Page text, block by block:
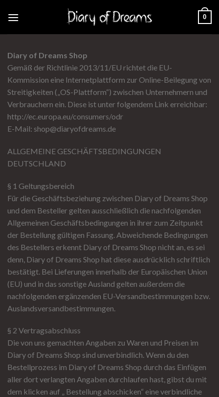
0
Diary of Dreams Shop
Gemäß der Richtlinie 2013/11/EU richtet die EU-
Kommission eine Internetplattform zur Online-Beilegung von
Streitigkeiten („OS-Plattform“) zwischen Unternehmern und
Verbrauchern ein. Diese ist unter folgendem Link erreichbar:
http://ec.europa.eu/consumers/odr
E-Mail: shop@diaryofdreams.de
ALLGEMEINE GESCHÄFTSBEDINGUNGEN
DEUTSCHLAND
§ 1 Geltungsbereich
Für die Geschäftsbeziehung zwischen Diary of Dreams Shop
und dem Besteller gelten ausschließlich die nachfolgenden
Allgemeinen Geschäftsbedingungen in ihrer zum Zeitpunkt
der Bestellung gültigen Fassung. Abweichende Bedingungen
des Bestellers erkennt Diary of Dreams Shop nicht an, es sei
denn, Diary of Dreams Shop hat diese ausdrücklich schriftlich
bestätigt. Bei Lieferungen innerhalb der Europäischen Union
(EU) und in das sonstige Ausland gelten außerdem die
nachfolgenden ergänzenden EU-Versandbestimmungen bzw.
Auslandsversandbestimmungen.
§ 2 Vertragsabschluss
Die von uns gemachten Angaben zu Waren und Preisen im
Diary of Dreams Shop sind unverbindlich. Wenn du den
Bestellprozess im Diary of Dreams Shop durch das Einfügen
aller dort verlangten Angaben durchlaufen hast, gibst du mit
dem klicken auf „ Bestellung abschicken“ eine verbindliche